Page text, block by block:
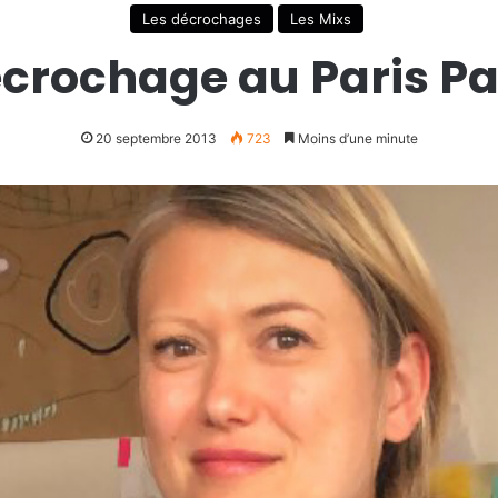
Les décrochages Les Mixs
au Paris
20 septembre 2013 723 Moins d’une minute